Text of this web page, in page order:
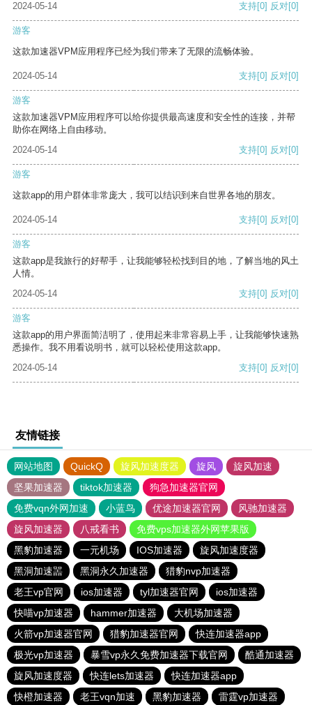
2024-05-14
支持[0] 反对[0]
游客
这款加速器VPM应用程序已经为我们带来了无限的流畅体验。
2024-05-14 支持[0] 反对[0]
游客
这款加速器VPM应用程序可以给你提供最高速度和安全性的连接，并帮
助你在网络上自由移动。
2024-05-14
支持[0] 反对[0]
游客
这款app的用户群体非常庞大，我可以结识到来自世界各地的朋友。
2024-05-14 支持[0] 反对[0]
游客
这款app是我旅行的好帮手，让我能够轻松找到目的地，了解当地的风土
人情。
2024-05-14
支持[0] 反对[0]
游客
这款app的用户界面简洁明了，使用起来非常容易上手，让我能够快速熟
悉操作。我不用看说明书，就可以轻松使用这款app。
2024-05-14
支持[0] 反对[0]
友情链接
网站地图 QuickQ 旋风加速度器 旋风
旋风加速
坚果加速器
tiktok加速器
狗急加速器官网
免费vqn外网加速
小蓝鸟 优途加速器官网
风驰加速器
旋风加速器
八戒看书
免费vps加速器外网苹果版
黑豹加速器
一元机场 IOS加速器
旋风加速度器
黑洞加速噐
黑洞永久加速器
猎豹nvp加速器
老王vp官网
ios加速器 tyl加速器官网
ios加速器
快喵vp加速器
hammer加速器
大机场加速器
火箭vp加速器官网
猎豹加速器官网
快连加速器app
极光vp加速器
暴雪vp永久免费加速器下载官网
酷通加速器
旋风加速度器
快连lets加速器
快连加速器app
快橙加速器
老王vqn加速 黑豹加速器 雷霆vp加速器